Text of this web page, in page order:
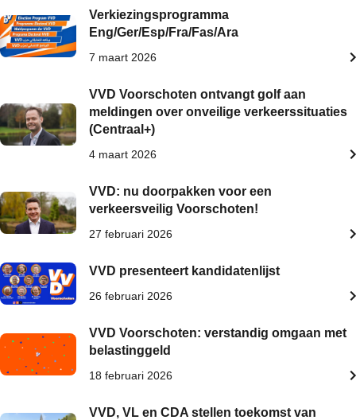
Verkiezingsprogramma
Eng/Ger/Esp/Fra/Fas/Ara
7 maart 2026
VVD Voorschoten ontvangt golf aan
meldingen over onveilige verkeerssituaties
(Centraal+)
4 maart 2026
VVD: nu doorpakken voor een
verkeersveilig Voorschoten!
27 februari 2026
VVD presenteert kandidatenlijst
26 februari 2026
VVD Voorschoten: verstandig omgaan met
belastinggeld
18 februari 2026
VVD, VL en CDA stellen toekomst van